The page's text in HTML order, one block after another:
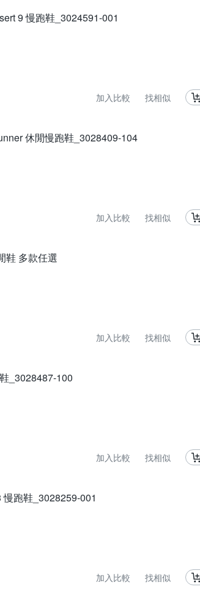
9 慢跑鞋_3024591-001
加入比較 找相似
休閒慢跑鞋_3028409-104
加入比較 找相似
鞋 多款任選
加入比較 找相似
_3028487-100
加入比較 找相似
跑鞋_3028259-001
加入比較 找相似